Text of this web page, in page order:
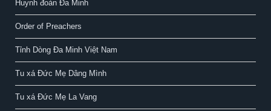
Huynh đoàn Đa Minh
Order of Preachers
Tỉnh Dòng Đa Minh Việt Nam
Tu xá Đức Mẹ Dâng Mình
Tu xá Đức Mẹ La Vang